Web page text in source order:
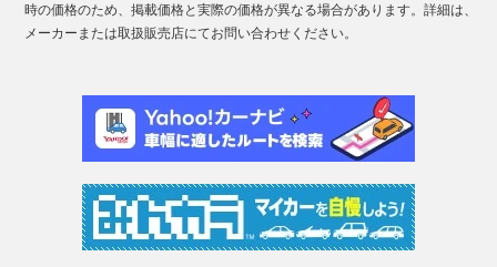
時の価格のため、掲載価格と実際の価格が異なる場合があります。詳細は、
メーカーまたは取扱販売店にてお問い合わせください。